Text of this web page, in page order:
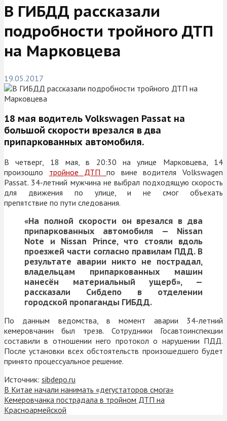
В ГИБДД рассказали
подробности тройного ДТП
на Марковцева
19.05.2017
18 мая водитель Volkswagen Passat на
большой скорости врезался в два
припаркованных автомобиля.
В четверг, 18 мая, в 20:30 на улице Марковцева, 14
произошло тройное ДТПпо вине водителяVolkswagen
Passat. 34-летний мужчина не выбрал подходящую скорость
для движения по улице, и не смог объехать
препятствие по пути следования.
«На полной скорости он врезался в два
припаркованных автомобиля — Nissan
Note и
Nissan Prince, что стояли вдоль
проезжей части согласно правилам ПДД. В
результате аварии никто не пострадал,
владельцам припаркованных машин
нанесён материальный ущерб», —
рассказали Сибдепо в отделении
городской пропаганды ГИБДД.
По данным ведомства, в момент аварии 34-летний
кемеровчанин был трезв. Сотрудники Госавтоинспекции
составили в отношении него протокол о нарушении ПДД.
После установки всех обстоятельств произошедшего будет
принято процессуальное решение.
Источник: sibdepo.ru
В Китае начали нанимать «дегустаторов смога»
Кемеровчанка пострадала в тройном ДТП на
Красноармейской